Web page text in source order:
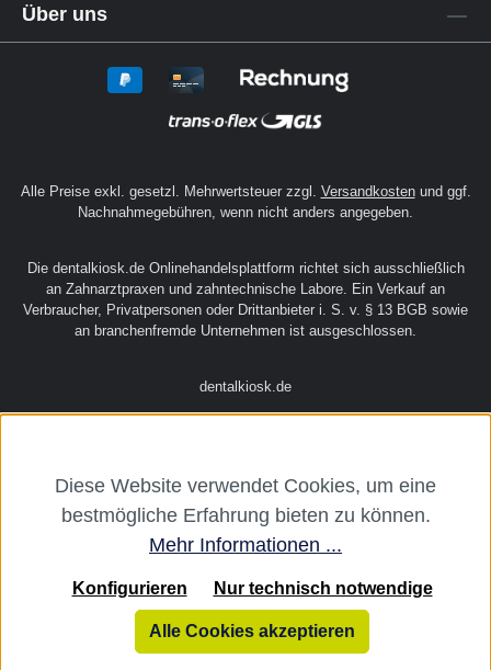
Über uns
Alle Preise exkl. gesetzl. Mehrwertsteuer zzgl. Versandkostenund ggf.
Nachnahmegebühren, wenn nicht anders angegeben.
Die dentalkiosk.de Onlinehandelsplattform richtet sich ausschließlich
an Zahnarztpraxen und zahntechnische Labore. Ein Verkauf an
Verbraucher, Privatpersonen oder Drittanbieter i. S. v. § 13 BGB sowie
an branchenfremde Unternehmen ist ausgeschlossen.
dentalkiosk.de
Diese Website verwendet Cookies, um eine
bestmögliche Erfahrung bieten zu können.
Mehr Informationen ...
Nur technisch notwendige
Konfigurieren
Alle Cookies akzeptieren